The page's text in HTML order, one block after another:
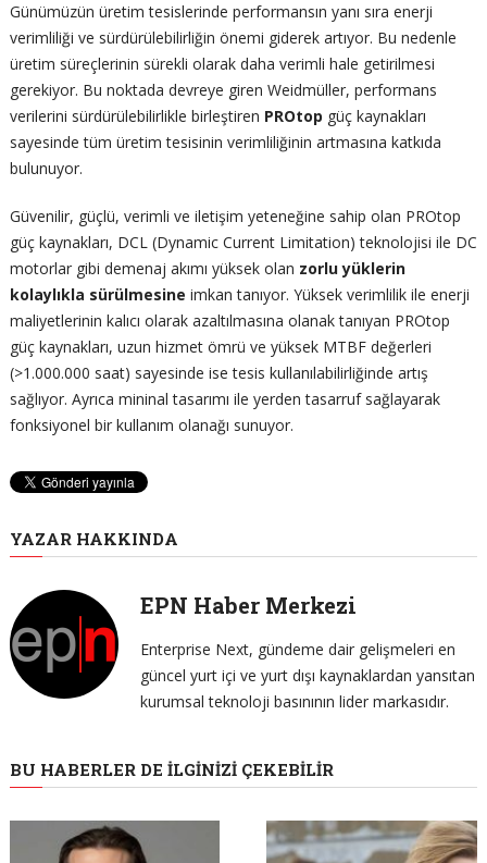
Günümüzün üretim tesislerinde performansın yanı sıra enerji
verimliliği ve sürdürülebilirliğin önemi giderek artıyor. Bu nedenle
üretim süreçlerinin sürekli olarak daha verimli hale getirilmesi
gerekiyor. Bu noktada devreye giren Weidmüller, performans
verilerini sürdürülebilirlikle birleştiren PROtop güç kaynakları
sayesinde tüm üretim tesisinin verimliliğinin artmasına katkıda
bulunuyor.
Güvenilir, güçlü, verimli ve iletişim yeteneğine sahip olan PROtop
güç kaynakları, DCL (Dynamic Current Limitation) teknolojisi ile DC
motorlar gibi demenaj akımı yüksek olan zorlu yüklerin
kolaylıkla sürülmesine imkan tanıyor. Yüksek verimlilik ile enerji
maliyetlerinin kalıcı olarak azaltılmasına olanak tanıyan PROtop
güç kaynakları, uzun hizmet ömrü ve yüksek MTBF değerleri
(>1.000.000 saat) sayesinde ise tesis kullanılabilirliğinde artış
sağlıyor. Ayrıca mininal tasarımı ile yerden tasarruf sağlayarak
fonksiyonel bir kullanım olanağı sunuyor.
YAZAR HAKKINDA
EPN Haber Merkezi
Enterprise Next, gündeme dair gelişmeleri en
güncel yurt içi ve yurt dışı kaynaklardan yansıtan
kurumsal teknoloji basınının lider markasıdır.
BU HABERLER DE İLGINIZI ÇEKEBILIR